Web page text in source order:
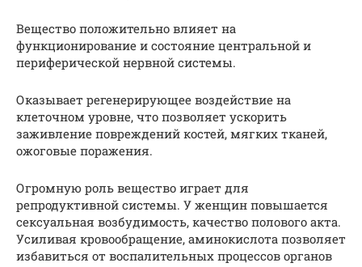
Вещество положительно влияет на
функционирование и состояние центральной и
периферической нервной системы.
Оказывает регенерирующее воздействие на
клеточном уровне, что позволяет ускорить
заживление повреждений костей, мягких тканей,
ожоговые поражения.
Огромную роль вещество играет для
репродуктивной системы. У женщин повышается
сексуальная возбудимость, качество полового акта.
Усиливая кровообращение, аминокислота позволяет
избавиться от воспалительных процессов органов